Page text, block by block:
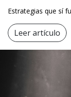
Estrategias que sí
Leer artículo